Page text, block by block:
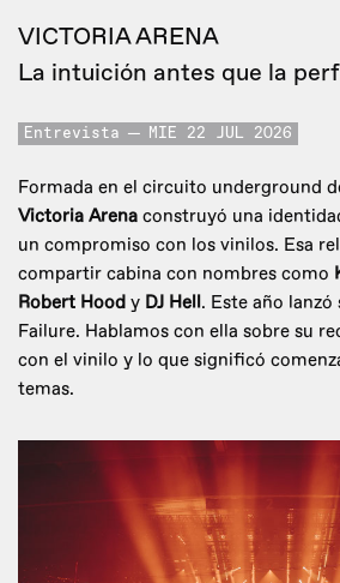
VICTORIA ARENA
La intuición antes que la
Entrevista MIE 22 JUL 2026
Formada en el circuito underground
Victoria Arena construyó una
un compromiso con los vinilos. Esa
compartir cabina con nombres como
Robert Hood y DJ Hell. Este año
Failure. Hablamos con ella sobre su
con el vinilo y lo que significó
temas.